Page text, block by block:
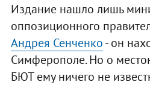
Издание нашло лишь
оппозиционного
Андрея Сенченко- он
Симферополе. Но о
БЮТ ему ничего не